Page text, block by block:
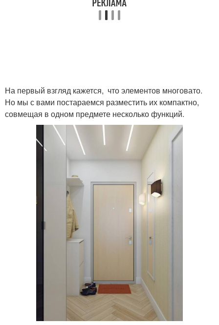
На первый взгляд кажется, что элементов многовато.
Но мы с вами постараемся разместить их компактно,
совмещая в одном предмете несколько функций.